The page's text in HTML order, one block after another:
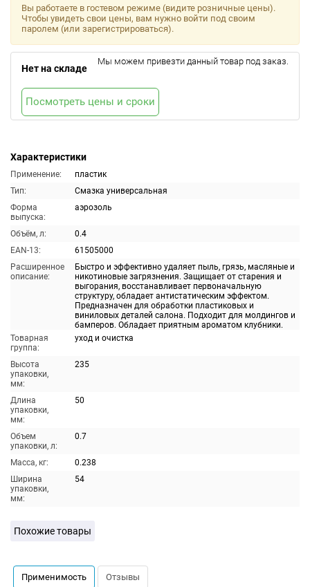
Характеристики
Применение:
пластик
Тип:
Смазка универсальная
Форма
выпуска:
аэрозоль
Объём, л:
0.4
EAN-13:
61505000
Расширенное
описание:
Быстро и эффективно удаляет пыль, грязь, масляные и
никотиновые загрязнения. Защищает от старения и
выгорания, восстанавливает первоначальную
структуру, обладает антистатическим эффектом.
Предназначен для обработки пластиковых и
виниловых деталей салона. Подходит для молдингов и
бамперов. Обладает приятным ароматом клубники.
Товарная
группа:
уход и очистка
Высота
упаковки,
мм:
235
Длина
упаковки,
мм:
50
Объем
упаковки, л:
0.7
Масса, кг:
0.238
Ширина
упаковки,
мм:
54
Вы работаете в гостевом режиме (видите розничные цены).
Чтобы увидеть свои цены, вам нужно войти под своим
паролем (или зарегистрироваться).
Нет на складе
Мы можем привезти данный товар под заказ.
Посмотреть цены и сроки
Похожие товары
Применимость Отзывы